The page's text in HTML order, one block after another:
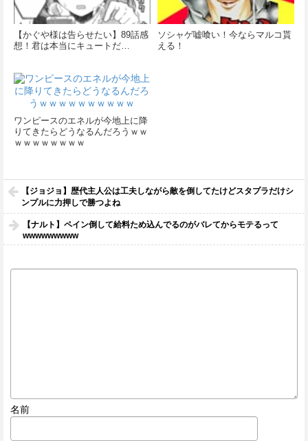
【かぐや様は告らせたい】89話感
想！君は本当にキュートだ…
ソシャゲ嘘喰い！今ならマルコ貰
える！
ワンピースのエネルが今地上に降
りてきたらどうなるんだろうｗｗ
ｗｗｗｗｗｗｗｗ
【ジョジョ】歴代主人公は工夫しながら敵を倒してたけどスタプラだけシ
ンプルに力押しで勝つよね
【ナルト】ペイン倒して給料ため込んでるのがバレてからモテるって
wwwwwwwww
名前